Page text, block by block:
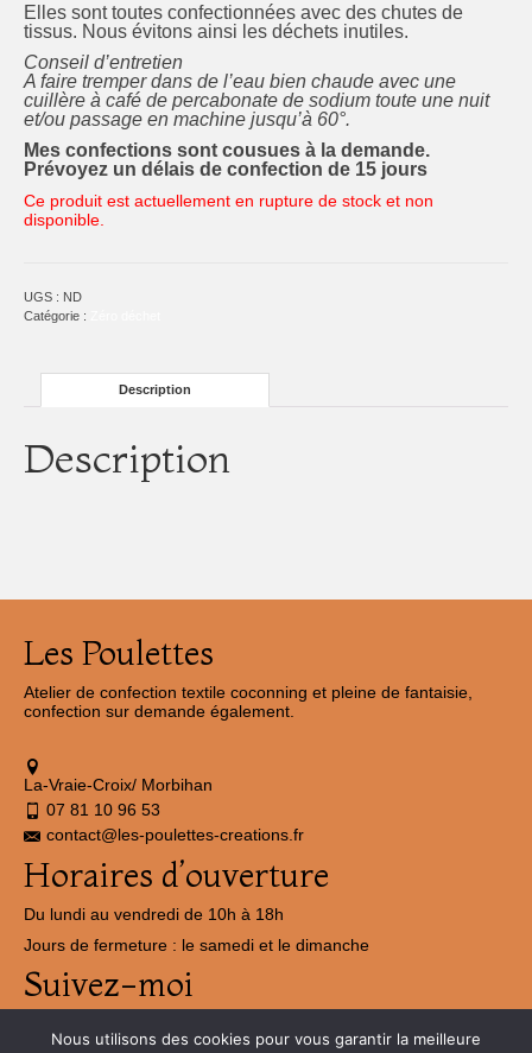
Elles sont toutes confectionnées avec des chutes de
tissus. Nous évitons ainsi les déchets inutiles.
Conseil d’entretien
A faire tremper dans de l’eau bien chaude avec une
cuillère à café de percabonate de sodium toute une nuit
et/ou passage en machine jusqu’à 60°.
Mes confections sont cousues à la demande.
Prévoyez un délais de confection de 15 jours
Ce produit est actuellement en rupture de stock et non
disponible.
UGS : ND
Catégorie :
Description
Description
Les Poulettes
Atelier de confection textile coconning et pleine de fantaisie,
confection sur demande également.
La-Vraie-Croix/ Morbihan
07 81 10 96 53
contact@les-poulettes-creations.fr
Horaires d’ouverture
Du lundi au vendredi de 10h à 18h
Jours de fermeture : le samedi et le dimanche
Suivez-moi
Nous utilisons des cookies pour vous garantir la meilleure